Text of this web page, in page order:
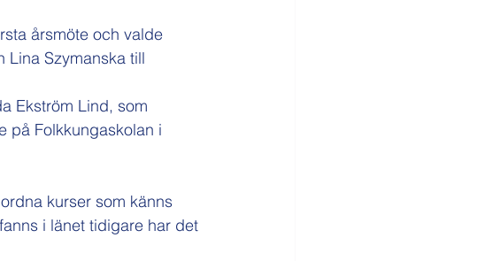
årsmöte och valde
Lina Szymanska till
Ekström Lind, som
på Folkkungaskolan i
kurser som känns
i länet tidigare har det